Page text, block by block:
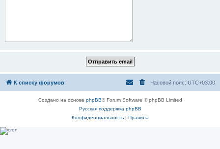
К списку форумов Часовой пояс: UTC+03:00
Создано на основе phpBB® Forum Software © phpBB Limited
Русская поддержка phpBB
Конфиденциальность| Правила